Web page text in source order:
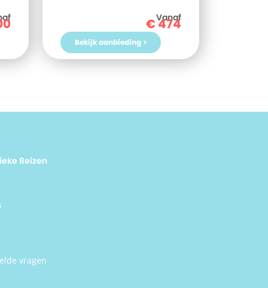
nodig om helemaal tot rust te komen.
Vanaf
€474
Bekijk aanbieding >
Reizen
vragen